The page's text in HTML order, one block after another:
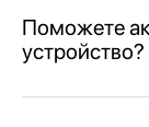
Поможете
устройство?